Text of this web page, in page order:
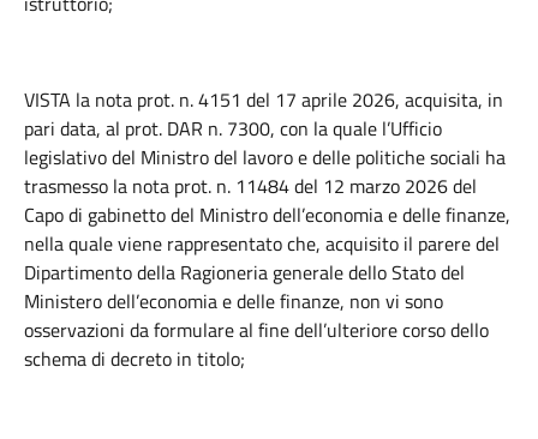
VISTA la nota prot. n. 4151 del 17 aprile 2026, acquisita, in
pari data, al prot. DAR n. 7300, con la quale l’Ufficio
legislativo del Ministro del lavoro e delle politiche sociali ha
trasmesso la nota prot. n. 11484 del 12 marzo 2026 del
Capo di gabinetto del Ministro dell’economia e delle finanze,
nella quale viene rappresentato che, acquisito il parere del
Dipartimento della Ragioneria generale dello Stato del
Ministero dell’economia e delle finanze, non vi sono
osservazioni da formulare al fine dell’ulteriore corso dello
schema di decreto in titolo;